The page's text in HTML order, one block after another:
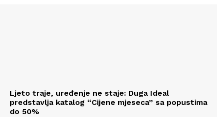
Ljeto traje, uređenje ne staje: Duga Ideal
predstavlja katalog “Cijene mjeseca” sa popustima
do 50%